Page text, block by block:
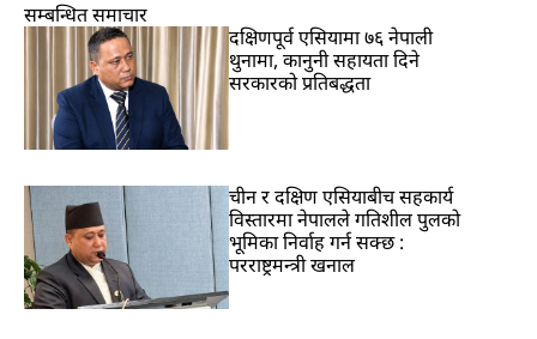
सम्बन्धित समाचार
दक्षिणपूर्व एसियामा ७६ नेपाली
थुनामा, कानुनी सहायता दिने
सरकारको प्रतिबद्धता
चीन र दक्षिण एसियाबीच सहकार्य
विस्तारमा नेपालले गतिशील पुलको
भूमिका निर्वाह गर्न सक्छ :
परराष्ट्रमन्त्री खनाल